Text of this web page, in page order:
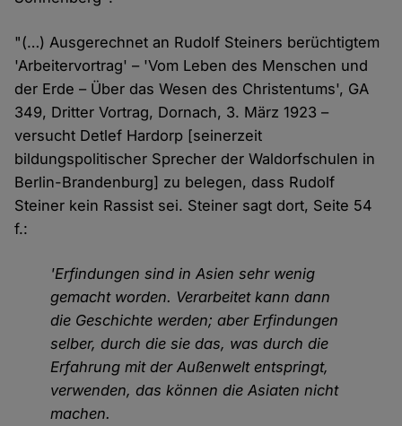
"(…) Ausgerechnet an Rudolf Steiners berüchtigtem
'Arbeitervortrag' – 'Vom Leben des Menschen und
der Erde – Über das Wesen des Christentums', GA
349, Dritter Vortrag, Dornach, 3. März 1923 –
versucht Detlef Hardorp [seinerzeit
bildungspolitischer Sprecher der Waldorfschulen in
Berlin-Brandenburg] zu belegen, dass Rudolf
Steiner kein Rassist sei. Steiner sagt dort, Seite 54
f.:
'Erfindungen sind in Asien sehr wenig
gemacht worden. Verarbeitet kann dann
die Geschichte werden; aber Erfindungen
selber, durch die sie das, was durch die
Erfahrung mit der Außenwelt entspringt,
verwenden, das können die Asiaten nicht
machen.